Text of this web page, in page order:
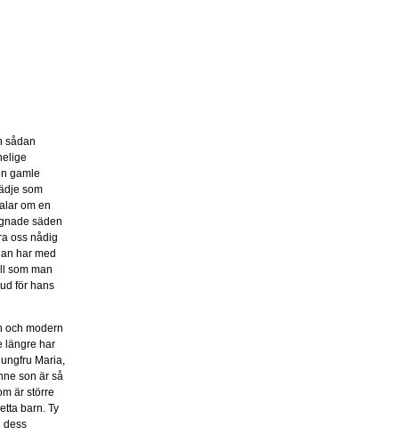
sådan
gamle
som
om en
säden
oss nådig
har med
som man
för hans
och modern
längre har
Maria,
son är så
är större
barn. Ty
dess